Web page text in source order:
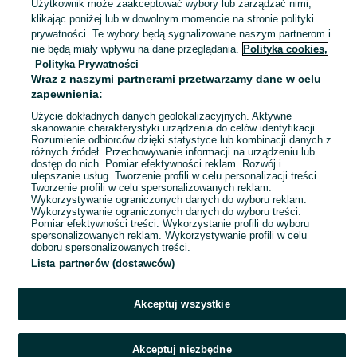
05 sierpnia 2026
S / 36
Karol May, kultowa seria PRL 1989
14,40 zł z Pakietem Ochronnym
Częstochowa, Tysiąclecie
04 sierpnia 2026
1 2 3 ... 19
Użytkownik może zaakceptować wybory lub zarządzać nimi,
klikając poniżej lub w dowolnym momencie na stronie polityki
prywatności. Te wybory będą sygnalizowane naszym partnerom i
nie będą miały wpływu na dane przeglądania. Polityka cookies,
Polityka Prywatności
Wraz z naszymi partnerami przetwarzamy dane w celu
zapewnienia:
Użycie dokładnych danych geolokalizacyjnych. Aktywne
skanowanie charakterystyki urządzenia do celów identyfikacji.
Rozumienie odbiorców dzięki statystyce lub kombinacji danych z
różnych źródeł. Przechowywanie informacji na urządzeniu lub
dostęp do nich. Pomiar efektywności reklam. Rozwój i
ulepszanie usług. Tworzenie profili w celu personalizacji treści.
Tworzenie profili w celu spersonalizowanych reklam.
Wykorzystywanie ograniczonych danych do wyboru reklam.
Wykorzystywanie ograniczonych danych do wyboru treści.
Pomiar efektywności treści. Wykorzystanie profili do wyboru
spersonalizowanych reklam. Wykorzystywanie profili w celu
doboru spersonalizowanych treści.
Lista partnerów (dostawców)
Akceptuj wszystkie
Akceptuj niezbędne